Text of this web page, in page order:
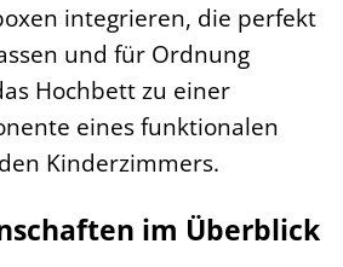
integrieren, die perfekt
und für Ordnung
Hochbett zu einer
eines funktionalen
Kinderzimmers.
im Überblick